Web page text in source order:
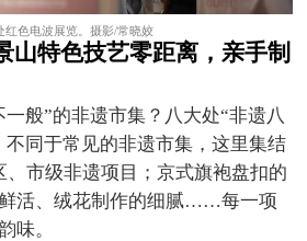
红色电波展览。摄影/常晓姣
山特色技艺零距离，亲手制
般”的非遗市集？八大处“非遗八
不同于常见的非遗市集，这里集结
、市级非遗项目；京式旗袍盘扣的
活、绒花制作的细腻……每一项
味。